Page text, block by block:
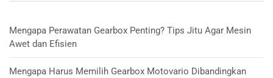
Mengapa Perawatan Gearbox Penting? Tips Jitu Agar Mesin
Awet dan Efisien
Mengapa Harus Memilih Gearbox Motovario Dibandingkan